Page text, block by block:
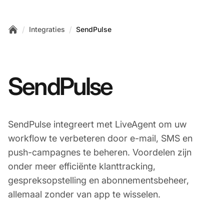
/ Integraties / SendPulse
SendPulse
SendPulse integreert met LiveAgent om uw
workflow te verbeteren door e-mail, SMS en
push-campagnes te beheren. Voordelen zijn
onder meer efficiënte klanttracking,
gespreksopstelling en abonnementsbeheer,
allemaal zonder van app te wisselen.